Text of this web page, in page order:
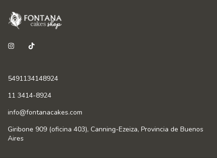
5491134148924
11 3414-8924
info@fontanacakes.com
Giribone 909 (oficina 403), Canning-Ezeiza, Provincia de Buenos
Aires